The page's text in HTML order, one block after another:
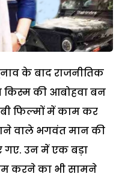
के बाद राजनीतिक
की आबोहवा बन
फिल्मों में काम कर
वाले भगवंत मान की
गए. उन में एक बड़ा
करने का भी सामने